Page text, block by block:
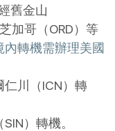
舊金山
加哥（ORD）等
轉機需辦理美國
仁川（ICN）轉
）轉機。